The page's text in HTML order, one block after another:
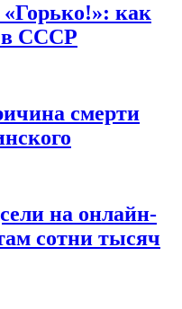
как
в СССР
смерти
на онлайн-
сотни тысяч